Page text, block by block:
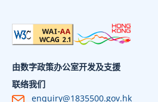
由数字政策办公室开发及支援
联络我们
enquiry@1835500.gov.hk